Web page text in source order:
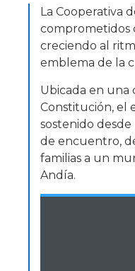
La Cooperativa
comprometidos
creciendo al
emblema de la
Ubicada en una
Constitución, el
sostenido
de encuentro,
familias a un
Andía.